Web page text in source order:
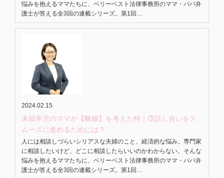
悩みを抱えるママたちに、ベリーベスト法律事務所のママ・パパ弁
護士が答える全3回の連載シリーズ。第1回…
2024.02.15
未就学児のママが【離婚】を考えた時｜③話し合いをス
ムーズに進めるためには？
人には相談しづらいシリアスな夫婦のこと、経済的な悩み。専門家
に相談したいけど、どこに相談したらいいのかわからない。そんな
悩みを抱えるママたちに、ベリーベスト法律事務所のママ・パパ弁
護士が答える全3回の連載シリーズ。第1回…